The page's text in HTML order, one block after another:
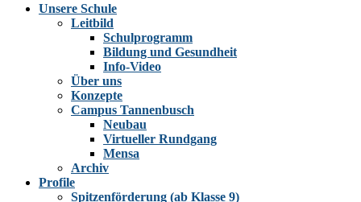
Unsere Schule
Leitbild
Schulprogramm
Bildung und Gesundheit
Info-Video
Über uns
Konzepte
Campus Tannenbusch
Neubau
Virtueller Rundgang
Mensa
Archiv
Profile
Spitzenförderung (ab Klasse 9)